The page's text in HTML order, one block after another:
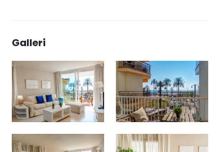
Galleri